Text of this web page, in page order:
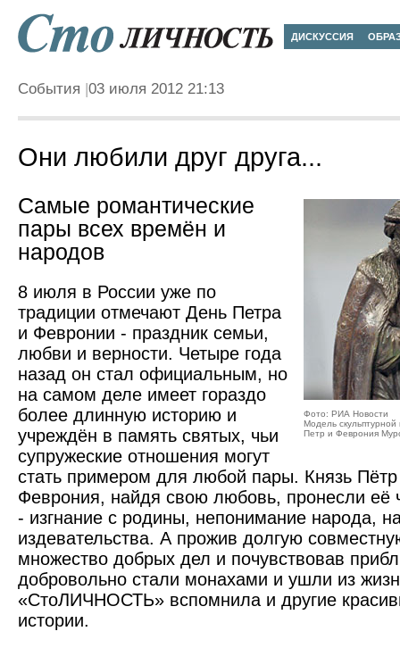
ДИСКУССИЯ
События 03 июля 2012 21:13
Они любили друг друга...
Фото: РИА Новости
Модель
Петр и Феврония
Самые романтические
пары всех времён и
народов
8 июля в России уже по
традиции отмечают День Петра
и Февронии - праздник семьи,
любви и верности. Четыре года
назад он стал официальным, но
на самом деле имеет гораздо
более длинную историю и
учреждён в память святых, чьи
супружеские отношения могут
стать примером для любой пары. Князь
Феврония, найдя свою любовь, пронесли её
- изгнание с родины, непонимание народа,
издевательства. А прожив долгую
множество добрых дел и почувствовав
добровольно стали монахами и ушли из
«СтоЛИЧНОСТЬ» вспомнила и другие
истории.